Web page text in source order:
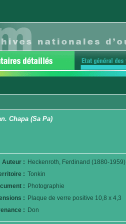
Chapa (Sa Pa)
Auteur : Heckenroth, Ferdinand (1880-1959)
: Tonkin
: Photographie
: Plaque de verre positive 10,8 x 4,3
: Don